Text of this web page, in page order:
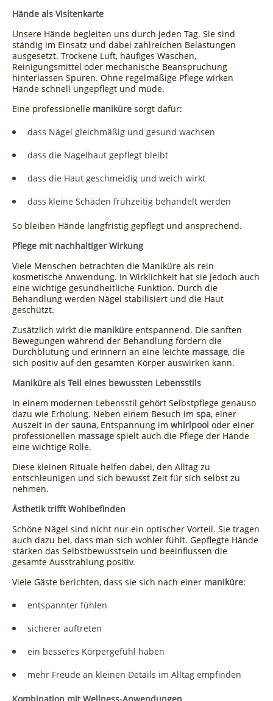
Hände als Visitenkarte
Unsere Hände begleiten uns durch jeden Tag. Sie sind
ständig im Einsatz und dabei zahlreichen Belastungen
ausgesetzt. Trockene Luft, häufiges Waschen,
Reinigungsmittel oder mechanische Beanspruchung
hinterlassen Spuren. Ohne regelmäßige Pflege wirken
Hände schnell ungepflegt und müde.
Eine professionelle maniküre sorgt dafür:
dass Nägel gleichmäßig und gesund wachsen
dass die Nagelhaut gepflegt bleibt
dass die Haut geschmeidig und weich wirkt
dass kleine Schäden frühzeitig behandelt werden
So bleiben Hände langfristig gepflegt und ansprechend.
Pflege mit nachhaltiger Wirkung
Viele Menschen betrachten die Maniküre als rein
kosmetische Anwendung. In Wirklichkeit hat sie jedoch auch
eine wichtige gesundheitliche Funktion. Durch die
Behandlung werden Nägel stabilisiert und die Haut
geschützt.
Zusätzlich wirkt die maniküre entspannend. Die sanften
Bewegungen während der Behandlung fördern die
Durchblutung und erinnern an eine leichte massage, die
sich positiv auf den gesamten Körper auswirken kann.
Maniküre als Teil eines bewussten Lebensstils
In einem modernen Lebensstil gehört Selbstpflege genauso
dazu wie Erholung. Neben einem Besuch im spa, einer
Auszeit in der sauna, Entspannung im whirlpool oder einer
professionellen massage spielt auch die Pflege der Hände
eine wichtige Rolle.
Diese kleinen Rituale helfen dabei, den Alltag zu
entschleunigen und sich bewusst Zeit für sich selbst zu
nehmen.
Ästhetik trifft Wohlbefinden
Schöne Nägel sind nicht nur ein optischer Vorteil. Sie tragen
auch dazu bei, dass man sich wohler fühlt. Gepflegte Hände
stärken das Selbstbewusstsein und beeinflussen die
gesamte Ausstrahlung positiv.
Viele Gäste berichten, dass sie sich nach einer maniküre:
entspannter fühlen
sicherer auftreten
ein besseres Körpergefühl haben
mehr Freude an kleinen Details im Alltag empfinden
Kombination mit Wellness-Anwendungen